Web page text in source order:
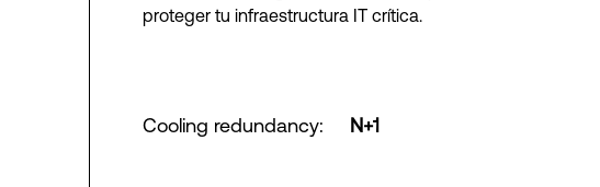
proteger tu infraestructura IT crítica.
Cooling redundancy: N+1